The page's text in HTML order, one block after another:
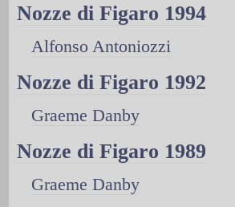
Nozze di Figaro 1994
Alfonso Antoniozzi
Nozze di Figaro 1992
Graeme Danby
Nozze di Figaro 1989
Graeme Danby